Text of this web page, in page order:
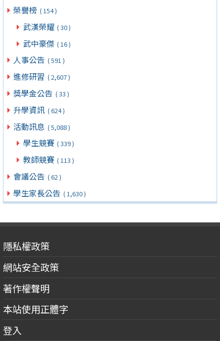
榮譽榜 ( 154 )
武漢榮耀 ( 30 )
武中豪傑 ( 16 )
人事公告 ( 591 )
進修研習 ( 2,607 )
獎學金公告 ( 33 )
升學資訊 ( 624 )
活動訊息 ( 5,088 )
學生競賽 ( 339 )
教師競賽 ( 113 )
會議公告 ( 62 )
學生家長公告 ( 1,630 )
隱私權政策
網站安全政策
著作權聲明
本站使用正體字
登入